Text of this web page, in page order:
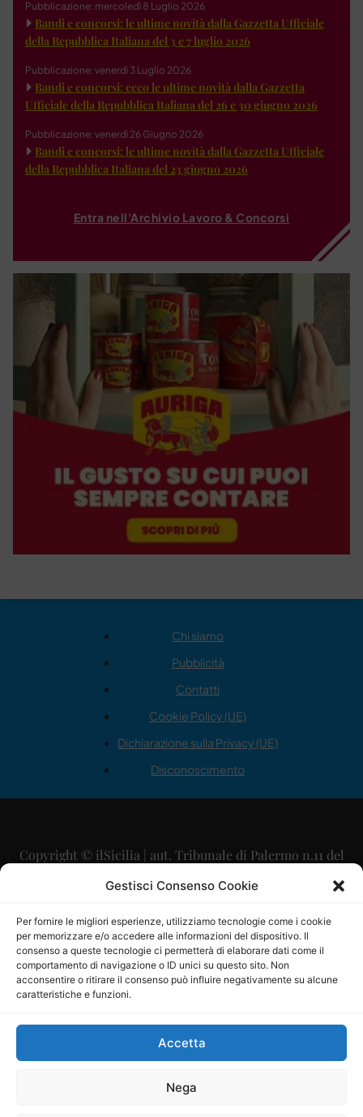
Gestisci Consenso Cookie
Per fornire le migliori esperienze, utilizziamo tecnologie come i cookie
per memorizzare e/o accedere alle informazioni del dispositivo. Il
consenso a queste tecnologie ci permetterà di elaborare dati come il
comportamento di navigazione o ID unici su questo sito. Non
acconsentire o ritirare il consenso può influire negativamente su alcune
caratteristiche e funzioni.
Accetta
Nega
Pubblicazione: mercoledì 8 Luglio 2026
Bandi e concorsi: le ultime novità dalla Gazzetta Ufficiale
della Repubblica Italiana del 3 e 7 luglio 2026
Pubblicazione: venerdì 3 Luglio 2026
Bandi e concorsi: ecco le ultime novità dalla Gazzetta
Ufficiale della Repubblica Italiana del 26 e 30 giugno 2026
Pubblicazione: venerdì 26 Giugno 2026
Bandi e concorsi: le ultime novità dalla Gazzetta Ufficiale
della Repubblica Italiana del 23 giugno 2026
Entra nell'Archivio Lavoro & Concorsi
Chi siamo
Pubblicità
Contatti
Cookie Policy (UE)
Dichiarazione sulla Privacy (UE)
Disconoscimento
Copyright © ilSicilia | aut. Tribunale di Palermo n.11 del
29/09/2015
Direttore Editoriale: Maurizio Scaglione
Direttore Responsabile: Maria Calabrese
P.IVA: 06334930820
Mercurio Comunicazione Società Cooperativa a r.l. è
iscritta al Registro degli Operatori di Comunicazione al